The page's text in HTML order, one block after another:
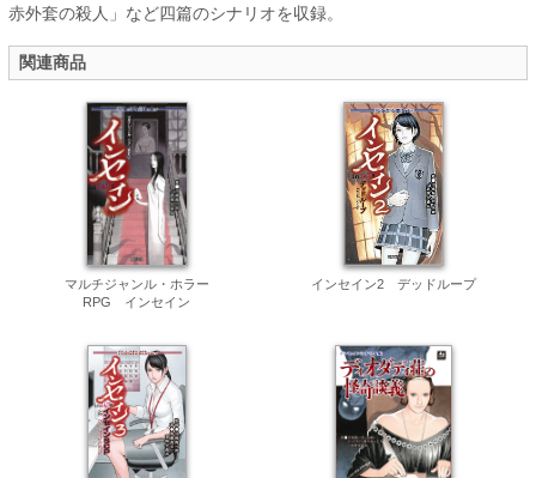
赤外套の殺人」など四篇のシナリオを収録。
関連商品
マルチジャンル・ホラー
RPG インセイン
インセイン2 デッドループ